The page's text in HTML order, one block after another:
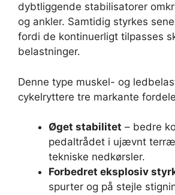
dybtliggende stabilisatorer
og ankler. Samtidig styrkes
fordi de kontinuerligt tilpasses
belastninger.
Denne type muskel- og
cykelryttere tre markante
Øget stabilitet – bedre
pedaltrådet i ujævnt
tekniske nedkørsler.
Forbedret eksplosiv
spurter og på stejle